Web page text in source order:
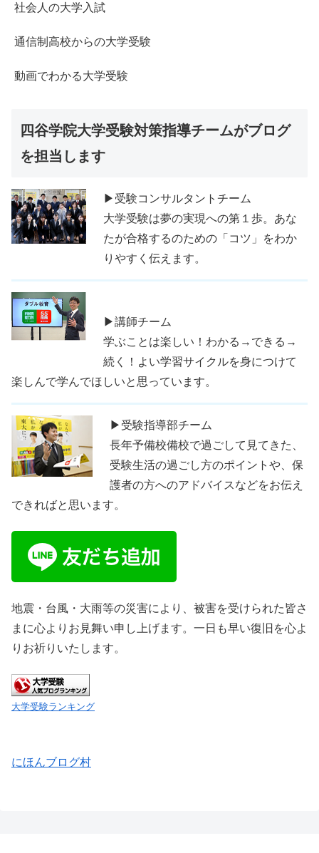
社会人の大学入試
通信制高校からの大学受験
動画でわかる大学受験
四谷学院大学受験対策指導チームがブログ
を担当します
▶受験コンサルタントチーム
大学受験は夢の実現への第１歩。あな
たが合格するのための「コツ」をわか
りやすく伝えます。
▶講師チーム
学ぶことは楽しい！わかる→できる→
続く！よい学習サイクルを身につけて
楽しんで学んでほしいと思っています。
▶受験指導部チーム
長年予備校備校で過ごして見てきた、
受験生活の過ごし方のポイントや、保
護者の方へのアドバイスなどをお伝え
できればと思います。
地震・台風・大雨等の災害により、被害を受けられた皆さ
まに心よりお見舞い申し上げます。一日も早い復旧を心よ
りお祈りいたします。
大学受験ランキング
にほんブログ村